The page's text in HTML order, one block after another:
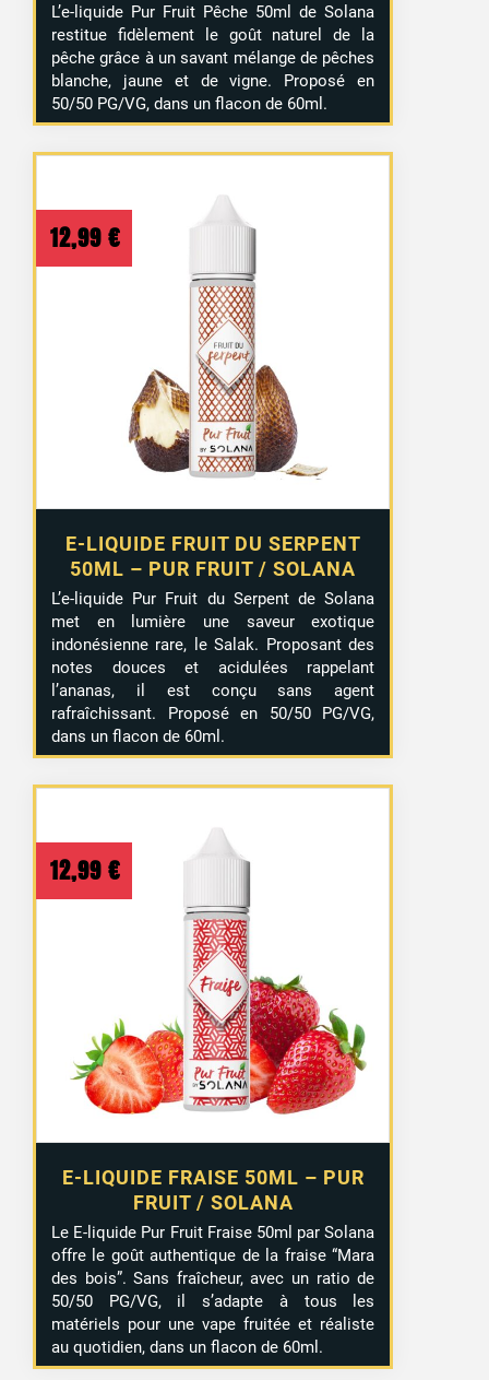
L’e-liquide Pur Fruit Pêche 50ml de Solana
restitue fidèlement le goût naturel de la
pêche grâce à un savant mélange de pêches
blanche, jaune et de vigne. Proposé en
50/50 PG/VG, dans un flacon de 60ml.
E-LIQUIDE FRUIT DU SERPENT
50ML – PUR FRUIT / SOLANA
12,99 €
L’e-liquide Pur Fruit du Serpent de Solana
met en lumière une saveur exotique
indonésienne rare, le Salak. Proposant des
notes douces et acidulées rappelant
l’ananas, il est conçu sans agent
rafraîchissant. Proposé en 50/50 PG/VG,
dans un flacon de 60ml.
E-LIQUIDE FRAISE 50ML – PUR
FRUIT / SOLANA
12,99 €
Le E-liquide Pur Fruit Fraise 50ml par Solana
offre le goût authentique de la fraise “Mara
des bois”. Sans fraîcheur, avec un ratio de
50/50 PG/VG, il s’adapte à tous les
matériels pour une vape fruitée et réaliste
au quotidien, dans un flacon de 60ml.